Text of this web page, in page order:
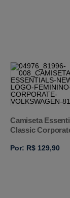
Camiseta
Classic
Por: R$ 129,90